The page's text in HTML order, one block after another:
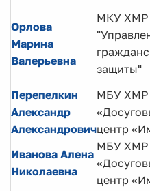
Орлова
Марина
Валерьевна
МКУ ХМР
защиты"
Перепелкин
Александр
Александрович
МБУ ХМР
центр
Иванова Алена
Николаевна
МБУ ХМР
центр